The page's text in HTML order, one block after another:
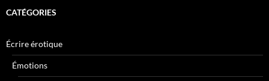
CATÉGORIES
Écrire érotique
Émotions